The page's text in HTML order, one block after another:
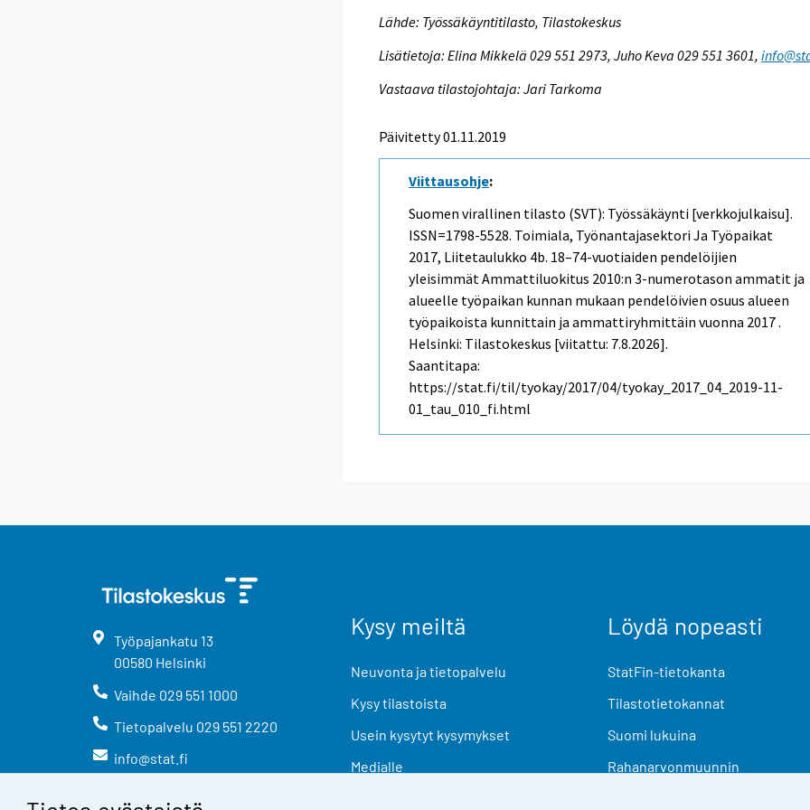
Lähde: Työssäkäyntitilasto, Tilastokeskus
Lisätietoja: Elina Mikkelä 029 551 2973, Juho Keva 029 551 3601,
Vastaava tilastojohtaja: Jari Tarkoma
Päivitetty 01.11.2019
Viittausohje:
Suomen virallinen tilasto (SVT): Työssäkäynti [verkkojulkaisu].
ISSN=1798-5528. Toimiala, Työnantajasektori Ja Työpaikat
2017, Liitetaulukko 4b. 18–74-vuotiaiden pendelöijien
yleisimmät Ammattiluokitus 2010:n 3-numerotason ammatit ja
alueelle työpaikan kunnan mukaan pendelöivien osuus alueen
työpaikoista kunnittain ja ammattiryhmittäin vuonna 2017 .
Helsinki: Tilastokeskus [viitattu: 7.8.2026].
Saantitapa:
https://stat.fi/til/tyokay/2017/04/tyokay_2017_04_2019-11-
01_tau_010_fi.html
Työpajankatu 13
00580 Helsinki
Vaihde 029 551 1000
Tietopalvelu 029 551 2220
info@stat.fi
Kysy meiltä
Neuvonta ja tietopalvelu
Kysy tilastoista
Usein kysytyt kysymykset
Medialle
Löydä nopeasti
StatFin-tietokanta
Tilastotietokannat
Suomi lukuina
Rahanarvonmuunnin